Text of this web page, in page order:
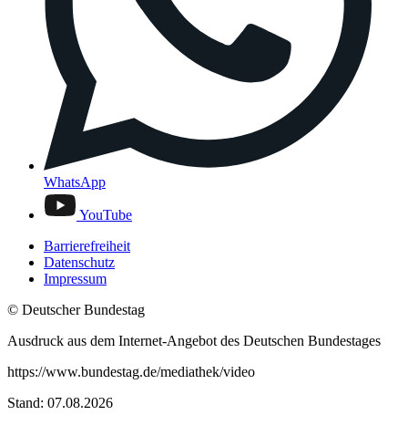
WhatsApp
YouTube
Barrierefreiheit
Datenschutz
Impressum
© Deutscher Bundestag
Ausdruck aus dem Internet-Angebot des Deutschen Bundestages
https://www.bundestag.de/mediathek/video
Stand: 07.08.2026